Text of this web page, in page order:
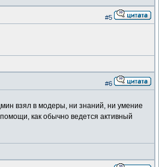
#5
#6
взял в модеры, ни знаний, ни умение
как обычно ведется активный